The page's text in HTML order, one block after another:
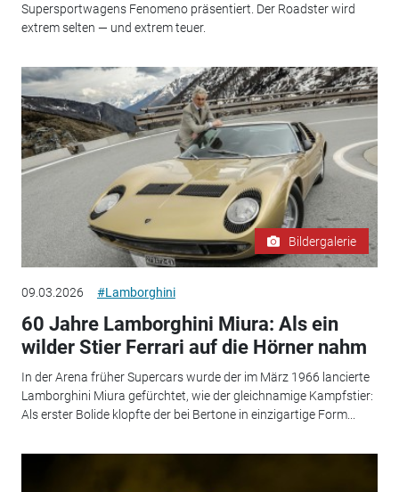
Supersportwagens Fenomeno präsentiert. Der Roadster wird
extrem selten — und extrem teuer.
Bildergalerie
09.03.2026 #Lamborghini
60 Jahre Lamborghini Miura: Als ein
wilder Stier Ferrari auf die Hörner nahm
In der Arena früher Supercars wurde der im März 1966 lancierte
Lamborghini Miura gefürchtet, wie der gleichnamige Kampfstier:
Als erster Bolide klopfte der bei Bertone in einzigartige Form...